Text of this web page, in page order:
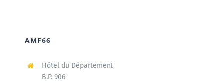
AMF66
Hôtel du Département
B.P. 906